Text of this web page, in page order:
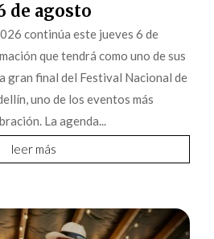
de agosto
continúa este jueves 6 de
que tendrá como uno de sus
gran final del Festival Nacional de
uno de los eventos más
La agenda...
leer más